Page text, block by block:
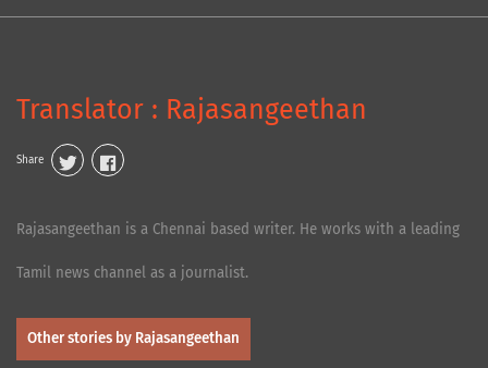
Translator : Rajasangeethan
Share
Rajasangeethan is a Chennai based writer. He works with a leading
Tamil news channel as a journalist.
Other stories by Rajasangeethan